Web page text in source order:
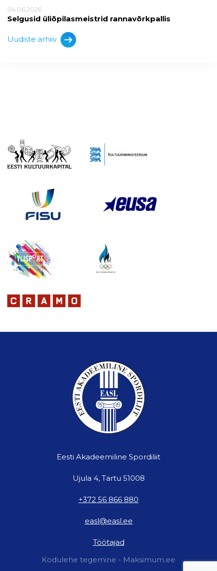
04.06.2026
Selgusid üliõpilasmeistrid rannavõrkpallis
Uudiste arhiiv
Eesti Akadeemiline Spordiliit
Ujula 4, Tartu 51008
+372 56 866 880
easl@easl.ee
Töötajad
Kodulehe tegemine - Maksimum.ee